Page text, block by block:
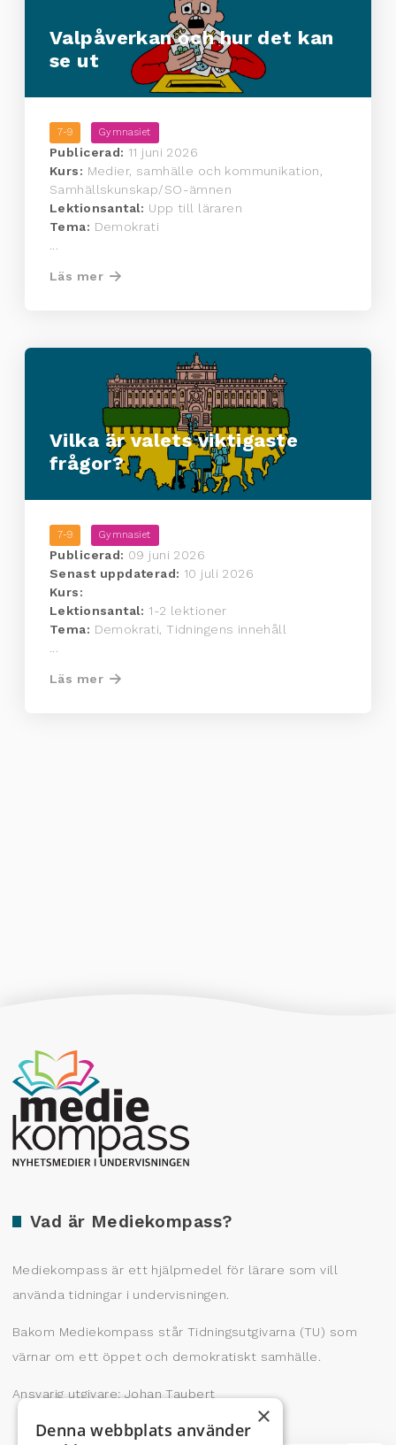
Valpåverkan och hur det kan
se ut
7-9 Gymnasiet
Publicerad: 11 juni 2026
Kurs: Medier, samhälle och kommunikation,
Samhällskunskap/SO-ämnen
Lektionsantal: Upp till läraren
Tema: Demokrati
Läs mer
Vilka är valets viktigaste
frågor?
7-9 Gymnasiet
Publicerad: 09 juni 2026
Senast uppdaterad: 10 juli 2026
Kurs:
Lektionsantal: 1-2 lektioner
Tema: Demokrati, Tidningens innehåll
...
Läs mer
Vad är Mediekompass?
Mediekompass är ett hjälpmedel för lärare som vill
använda tidningar i undervisningen.
Bakom Mediekompass står Tidningsutgivarna (TU) som
värnar om ett öppet och demokratiskt samhälle.
Ansvarig utgivare: Johan Taubert
Producerad av Gota Media Brand Studio
×
Denna webbplats använder